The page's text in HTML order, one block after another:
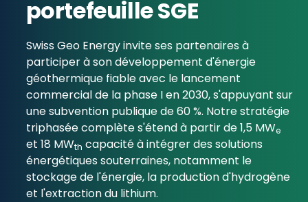
portefeuille SGE
Swiss Geo Energy invite ses partenaires à
participer à son développement d'énergie
géothermique fiable avec le lancement
commercial de la phase I en 2030, s'appuyant sur
une subvention publique de 60 %. Notre stratégie
triphasée complète s'étend à partir de 1,5 MWe
et 18 MWth capacité à intégrer des solutions
énergétiques souterraines, notamment le
stockage de l'énergie, la production d'hydrogène
et l'extraction du lithium.